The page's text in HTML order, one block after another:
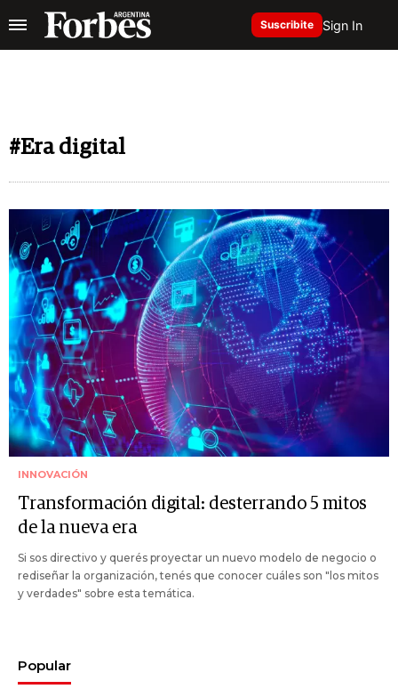
Suscribite Sign In
#Era digital
INNOVACIÓN
Transformación digital: desterrando 5 mitos
de la nueva era
Si sos directivo y querés proyectar un nuevo modelo de negocio o
rediseñar la organización, tenés que conocer cuáles son "los mitos
y verdades" sobre esta temática.
Popular